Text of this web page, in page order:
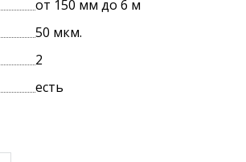
от 150 мм до 6 м
50 мкм.
2
есть